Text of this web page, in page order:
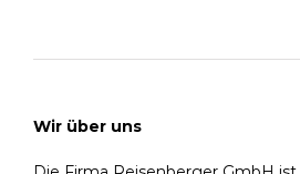
Wir über uns